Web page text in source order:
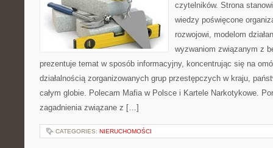
czytelników. Strona
wiedzy poświęcone
rozwojowi, modelom
wyzwaniom związanym z
prezentuje temat w sposób informacyjny, koncentrując się na
działalnością zorganizowanych grup przestępczych w kraju,
całym globie. Polecam Mafia w Polsce i Kartele Narkotykowe.
zagadnienia związane z […]
CATEGORIES: NIERUCHOMOŚCI